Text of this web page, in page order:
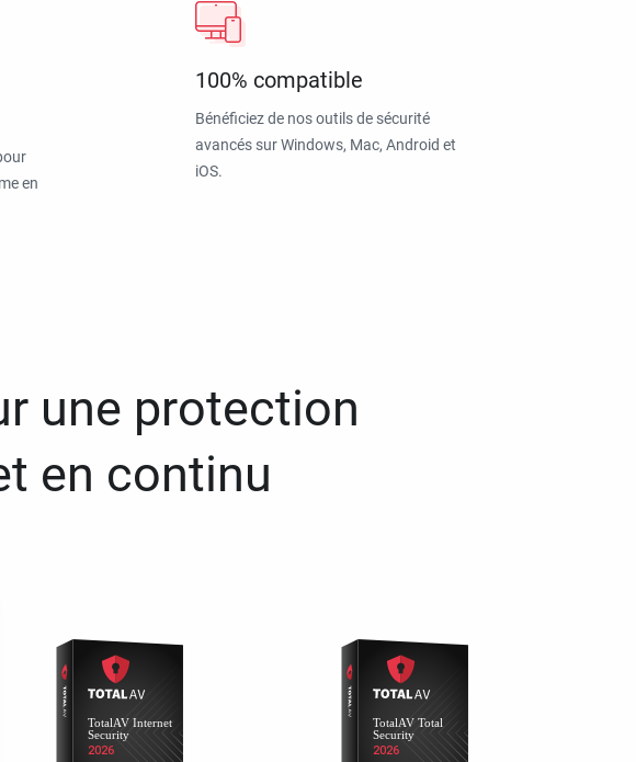
en
100% compatible
Bénéficiez de nos outils de sécurité
avancés sur Windows, Mac, Android et
iOS.
une protection
en continu